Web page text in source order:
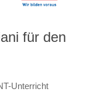
für den
Unterricht